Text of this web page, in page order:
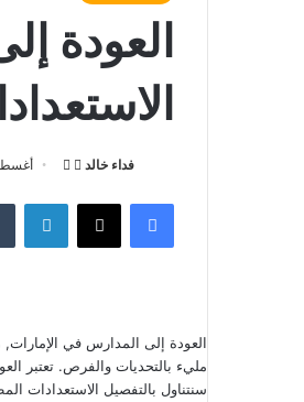
العودة
فداء خالد
ت
ع
X
ل
د
ا
أغسطس
فيسبوك لينكدإن
العودة إلى المدارس في
مليء بالتحديات والفرص. تعتبر
سنتناول بالتفصيل الاستعدادات